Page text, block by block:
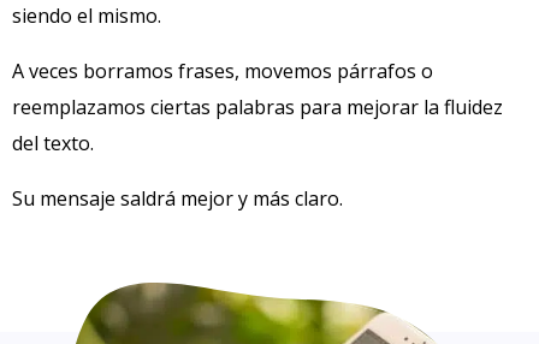
siendo el mismo.
A veces borramos frases, movemos párrafos o
reemplazamos ciertas palabras para mejorar la fluidez
del texto.
Su mensaje saldrá mejor y más claro.